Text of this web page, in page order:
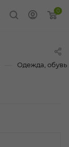
0
Одежда, обувь